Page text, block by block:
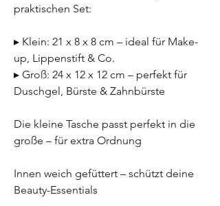
praktischen Set:
▸ Klein: 21 x 8 x 8 cm – ideal für Make-
up, Lippenstift & Co.
▸ Groß: 24 x 12 x 12 cm – perfekt für
Duschgel, Bürste & Zahnbürste
Die kleine Tasche passt perfekt in die
große – für extra Ordnung
Innen weich gefüttert – schützt deine
Beauty-Essentials